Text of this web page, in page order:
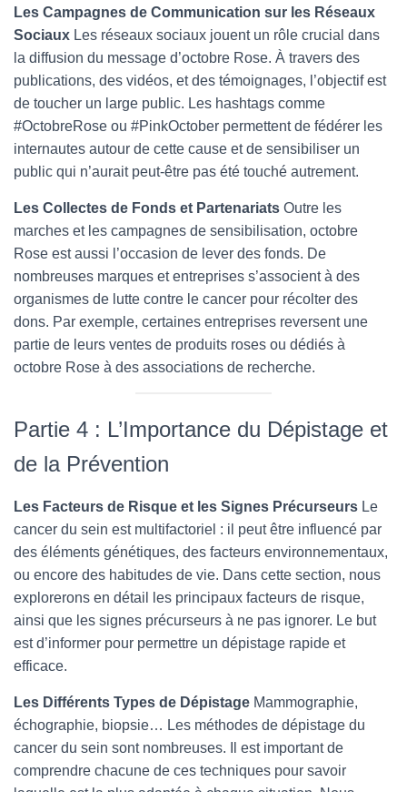
Les Campagnes de Communication sur les Réseaux
Sociaux Les réseaux sociaux jouent un rôle crucial dans
la diffusion du message d’octobre Rose. À travers des
publications, des vidéos, et des témoignages, l’objectif est
de toucher un large public. Les hashtags comme
#OctobreRose ou #PinkOctober permettent de fédérer les
internautes autour de cette cause et de sensibiliser un
public qui n’aurait peut-être pas été touché autrement.
Les Collectes de Fonds et Partenariats Outre les
marches et les campagnes de sensibilisation, octobre
Rose est aussi l’occasion de lever des fonds. De
nombreuses marques et entreprises s’associent à des
organismes de lutte contre le cancer pour récolter des
dons. Par exemple, certaines entreprises reversent une
partie de leurs ventes de produits roses ou dédiés à
octobre Rose à des associations de recherche.
Partie 4 : L’Importance du Dépistage et
de la Prévention
Les Facteurs de Risque et les Signes Précurseurs Le
cancer du sein est multifactoriel : il peut être influencé par
des éléments génétiques, des facteurs environnementaux,
ou encore des habitudes de vie. Dans cette section, nous
explorerons en détail les principaux facteurs de risque,
ainsi que les signes précurseurs à ne pas ignorer. Le but
est d’informer pour permettre un dépistage rapide et
efficace.
Les Différents Types de Dépistage Mammographie,
échographie, biopsie… Les méthodes de dépistage du
cancer du sein sont nombreuses. Il est important de
comprendre chacune de ces techniques pour savoir